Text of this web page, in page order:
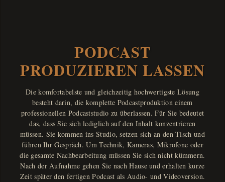
PODCAST
PRODUZIEREN LASSEN
Die komfortabelste und gleichzeitig hochwertigste Lösung
besteht darin, die komplette Podcastproduktion einem
professionellen Podcaststudio zu überlassen. Für Sie bedeutet
das, dass Sie sich lediglich auf den Inhalt konzentrieren
müssen. Sie kommen ins Studio, setzen sich an den Tisch und
führen Ihr Gespräch. Um Technik, Kameras, Mikrofone oder
die gesamte Nachbearbeitung müssen Sie sich nicht kümmern.
Nach der Aufnahme gehen Sie nach Hause und erhalten kurze
Zeit später den fertigen Podcast als Audio- und Videoversion.